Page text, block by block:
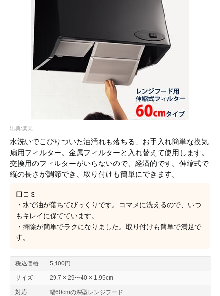
出典:楽天
水洗いでこびりついた油汚れも落ちる、お手入れ簡単な換気
扇用フィルター。金属フィルターと入れ替えて使用します。
交換用のフィルターがいらないので、経済的です。伸縮式で
縦の長さが調節でき、取り付けも簡単にできます。
口コミ
・水で油が落ちてびっくりです。コマメに洗えるので、いつ
もキレイに保てています。
・掃除が簡単でラクになりました。取り付けも簡単で満足で
す。
税込価格 5,400円
サイズ 29.7 × 29〜40 × 1.95cm
対応 幅60cmの深型レンジフード